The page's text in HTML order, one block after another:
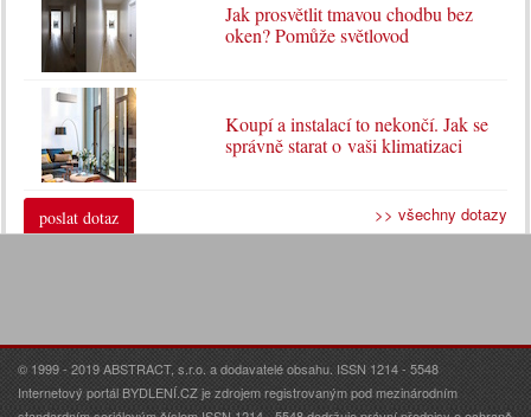
Jak prosvětlit tmavou chodbu bez
oken? Pomůže světlovod
Koupí a instalací to nekončí. Jak se
správně starat o vaši klimatizaci
poslat dotaz >> všechny dotazy
© 1999 - 2019 ABSTRACT, s.r.o. a dodavatelé obsahu. ISSN 1214 - 5548
Internetový portál BYDLENÍ.CZ je zdrojem registrovaným pod mezinárodním